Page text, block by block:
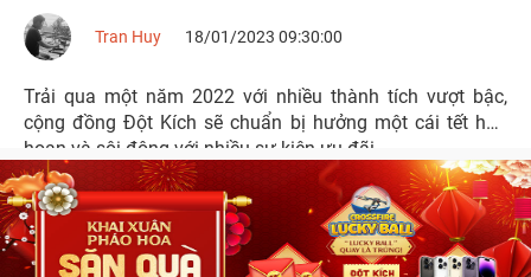
Tran Huy 18/01/2023 09:30:00
Trải qua một năm 2022 với nhiều thành tích vượt bậc,
cộng đồng Đột Kích sẽ chuẩn bị hưởng một cái tết hân
hoan và sôi động với nhiều sự kiện ưu đãi.